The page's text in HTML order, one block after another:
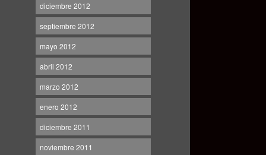
diciembre 2012
septiembre 2012
mayo 2012
abril 2012
marzo 2012
enero 2012
diciembre 2011
noviembre 2011